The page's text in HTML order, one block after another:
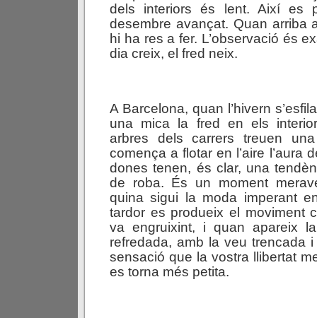
dels interiors és lent. Així es
desembre avançat. Quan arriba
hi ha res a fer. L’observació és
dia creix, el fred neix.
A Barcelona, quan l’hivern
una mica la fred en els
arbres dels carrers treuen
comença a flotar en l’aire l’aura
dones tenen, és clar, una
de roba. És un moment
quina sigui la moda imperant
tardor es produeix el moviment
va engruixint, i quan apareix
refredada, amb la veu trencada
sensació que la vostra llibertat
es torna més petita.